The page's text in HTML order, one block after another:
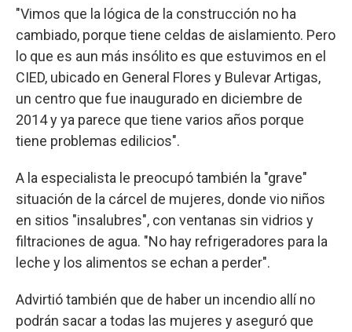
"Vimos que la lógica de la construcción no ha
cambiado, porque tiene celdas de aislamiento. Pero
lo que es aun más insólito es que estuvimos en el
CIED, ubicado en General Flores y Bulevar Artigas,
un centro que fue inaugurado en diciembre de
2014 y ya parece que tiene varios años porque
tiene problemas edilicios".
A la especialista le preocupó también la "grave"
situación de la cárcel de mujeres, donde vio niños
en sitios "insalubres", con ventanas sin vidrios y
filtraciones de agua. "No hay refrigeradores para la
leche y los alimentos se echan a perder".
Advirtió también que de haber un incendio allí no
podrán sacar a todas las mujeres y aseguró que